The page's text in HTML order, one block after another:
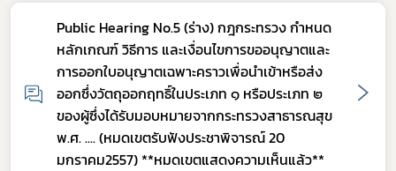
Public Hearing No.5 (ร่าง) กฎกระทรวง กำหนด
หลักเกณฑ์ วิธีการ และเงื่อนไขการขออนุญาตและ
การออกใบอนุญาตเฉพาะคราวเพื่อนำเข้าหรือส่ง
ออกซึ่งวัตถุออกฤทธิ์ในประเภท ๑ หรือประเภท ๒
ของผู้ซึ่งได้รับมอบหมายจากกระทรวงสาธารณสุข
พ.ศ. .... (หมดเขตรับฟังประชาพิจารณ์ 20
มกราคม2557) **หมดเขตแสดงความเห็นแล้ว**
กฎหมาย
การขออนุญาต
ข่าวประชาสัมพันธ์